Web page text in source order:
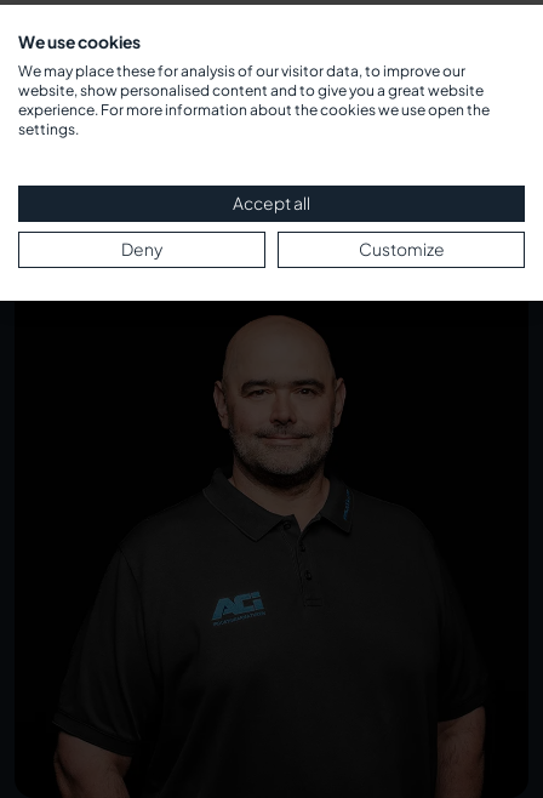
Wilt u individueel advies?
Profiteer van onze expertise in procesbewaking. Ons
ervaren team adviseert u deskundig bij de keuze van de
optimale kijkglas-armaturen voor uw specifieke eisen.
Plan nu uw persoonlijke adviesgesprek!
We use cookies
We may place these for analysis of our visitor data, to improve our
website, show personalised content and to give you a great website
experience. For more information about the cookies we use open the
settings.
Accept all
Deny Customize